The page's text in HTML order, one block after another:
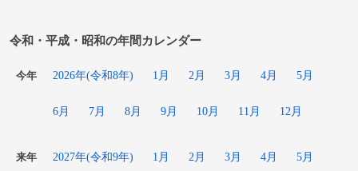
令和・平成・昭和の年間カレンダー
今年 2026年(令和8年) 1月 2月 3月 4月 5月
6月 7月 8月 9月 10月 11月 12月
来年 2027年(令和9年) 1月 2月 3月 4月 5月